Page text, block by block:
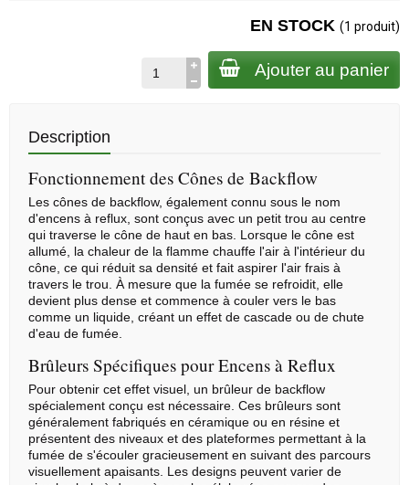
EN STOCK (1 produit)
Ajouter au panier
Description
Fonctionnement des Cônes de Backflow
Les cônes de backflow, également connu sous le nom
d'encens à reflux, sont conçus avec un petit trou au centre
qui traverse le cône de haut en bas. Lorsque le cône est
allumé, la chaleur de la flamme chauffe l'air à l'intérieur du
cône, ce qui réduit sa densité et fait aspirer l'air frais à
travers le trou. À mesure que la fumée se refroidit, elle
devient plus dense et commence à couler vers le bas
comme un liquide, créant un effet de cascade ou de chute
d'eau de fumée.
Brûleurs Spécifiques pour Encens à Reflux
Pour obtenir cet effet visuel, un brûleur de backflow
spécialement conçu est nécessaire. Ces brûleurs sont
généralement fabriqués en céramique ou en résine et
présentent des niveaux et des plateformes permettant à la
fumée de s'écouler gracieusement en suivant des parcours
visuellement apaisants. Les designs peuvent varier de